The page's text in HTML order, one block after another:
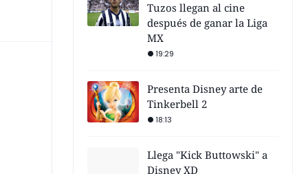
Tuzos llegan al cine
después de ganar la Liga
MX
19:29
Presenta Disney arte de
Tinkerbell 2
18:13
Llega "Kick Buttowski" a
Disney XD